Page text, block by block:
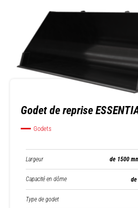
Godet de reprise
Godets
Largeur de 1500
Capacité en dôme
Type de godet